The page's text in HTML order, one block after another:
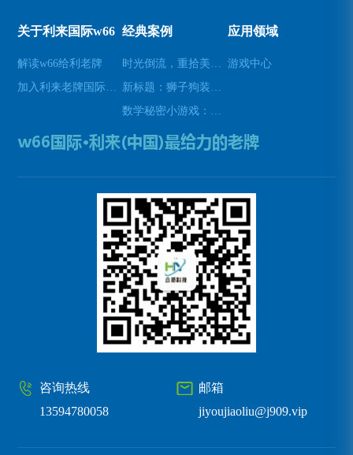
关于利来国际w66
解读w66给利老牌
经典案例 应用领域
游戏中心
邮箱
jiyoujiaoliu@j909.vip
咨询热线
13594780058